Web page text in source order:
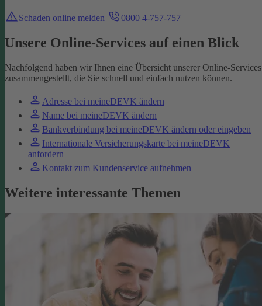
Schaden online melden 0800 4-757-757
Unsere Online-Services auf einen Blick
Nachfolgend haben wir Ihnen eine Übersicht unserer Online-Services
zusammengestellt, die Sie schnell und einfach nutzen können.
Adresse bei meineDEVK ändern
Name bei meineDEVK ändern
Bankverbindung bei meineDEVK ändern oder eingeben
Internationale Versicherungskarte bei meineDEVK
anfordern
Kontakt zum Kundenservice aufnehmen
Weitere interessante Themen